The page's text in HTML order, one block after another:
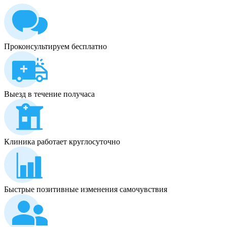
Проконсультируем бесплатно
Выезд в течение получаса
Клиника работает круглосуточно
Быстрые позитивные изменения самочувствия